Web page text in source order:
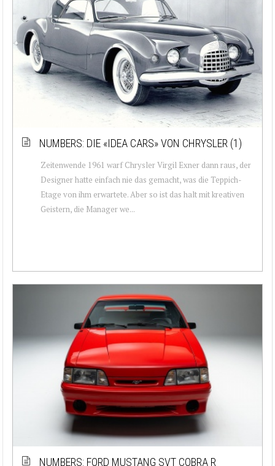
NUMBERS: DIE «IDEA CARS» VON CHRYSLER (1)
Zeitenwende 1961 warf Chrysler Virgil Exner dann raus, der
Designer hatte einfach nie das gemacht, was die Teppich-
Etage von ihm erwartete. Aber so ist das halt mit kreativen
Geistern, die Manager we...
NUMBERS: FORD MUSTANG SVT COBRA R